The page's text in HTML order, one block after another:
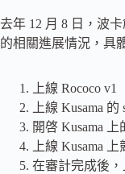
去年 12 月 8 日，波
的相關進展情況，具
上線 Rococo
上線 Kusama
開啓 Kusama 上
上線 Kusama
在審計完成後，